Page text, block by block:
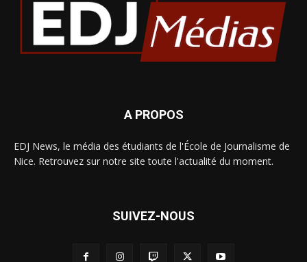
A PROPOS
EDJ News, le média des étudiants de l'École de Journalisme de
Nice. Retrouvez sur notre site toute l'actualité du moment.
SUIVEZ-NOUS